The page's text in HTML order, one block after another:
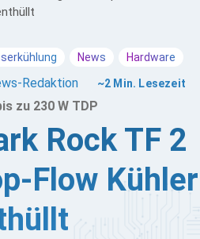
News Hardware
Redaktion ~2 Min. Lesezeit
zu 230 W TDP
Rock TF 2
Flow Kühler